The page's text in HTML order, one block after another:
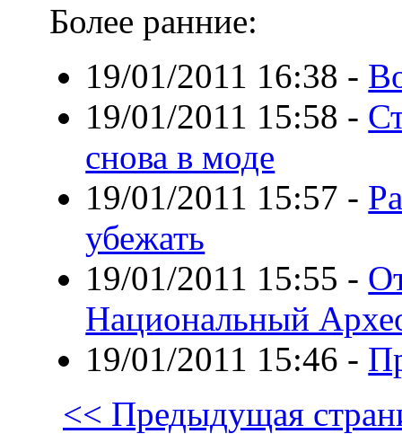
Более ранние:
19/01/2011 16:38 -
19/01/2011 15:58 -
снова в моде
19/01/2011 15:57 -
убежать
19/01/2011 15:55 -
Национальный
19/01/2011 15:46 -
<< Предыдущая